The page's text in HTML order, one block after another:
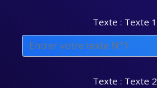
Texte : Texte 1
Texte : Texte 2